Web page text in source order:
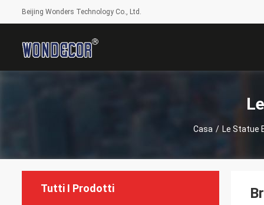
Beijing Wonders Technology Co., Ltd.
Casa / Le Statue
Tutti I Prodotti